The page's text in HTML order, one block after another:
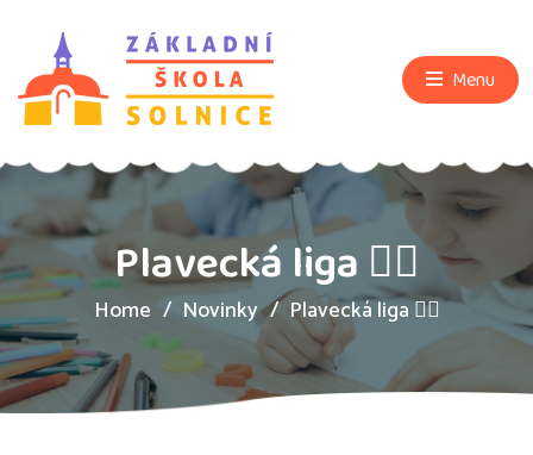
Menu
Plavecká liga 🏊‍♂️
Home Novinky Plavecká liga 🏊‍♂️